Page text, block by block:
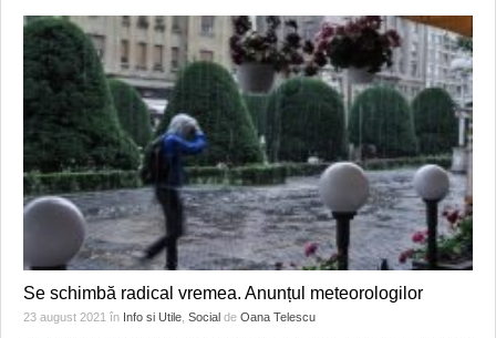
Se schimbă radical vremea. Anunțul meteorologilor
23 august 2021 în Info si Utile Social de Oana Telescu